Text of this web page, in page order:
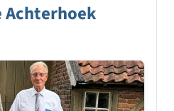
Achterhoek